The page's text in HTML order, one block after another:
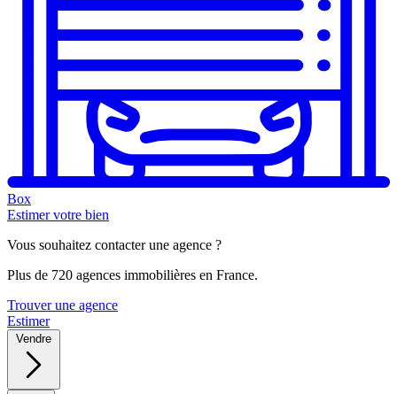
Box
Estimer votre bien
Vous souhaitez contacter une agence ?
Plus de 720 agences immobilières en France.
Trouver une agence
Estimer
Vendre